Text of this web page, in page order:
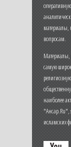
материалы,
вопросам.
Материалы,
самую
наиболее
"Ансар.Ru",
исламских